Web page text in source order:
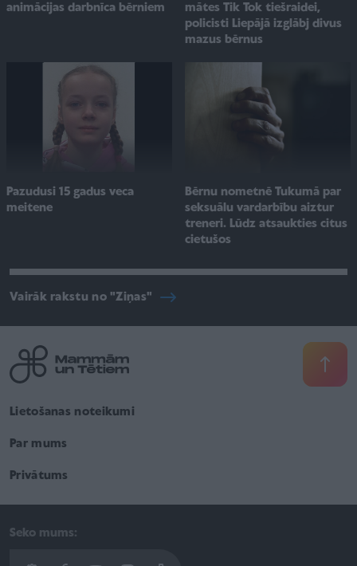
animācijas darbnīca bērniem
mātes Tik Tok tiešraidei,
policisti Liepājā izglābj divus
mazus bērnus
Pazudusi 15 gadus veca
meitene
Bērnu nometnē Tukumā par
seksuālu vardarbību aiztur
treneri. Lūdz atsaukties citus
cietušos
Vairāk rakstu no "Ziņas"
Lietošanas noteikumi
Par mums
Privātums
Seko mums: